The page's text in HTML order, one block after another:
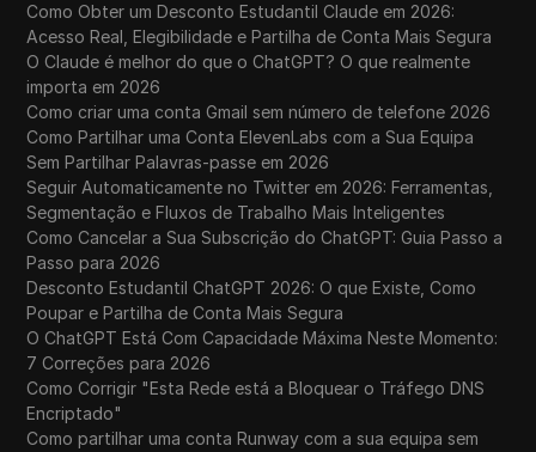
Como Obter um Desconto Estudantil Claude em 2026:
Acesso Real, Elegibilidade e Partilha de Conta Mais Segura
O Claude é melhor do que o ChatGPT? O que realmente
importa em 2026
Como criar uma conta Gmail sem número de telefone 2026
Como Partilhar uma Conta ElevenLabs com a Sua Equipa
Sem Partilhar Palavras-passe em 2026
Seguir Automaticamente no Twitter em 2026: Ferramentas,
Segmentação e Fluxos de Trabalho Mais Inteligentes
Como Cancelar a Sua Subscrição do ChatGPT: Guia Passo a
Passo para 2026
Desconto Estudantil ChatGPT 2026: O que Existe, Como
Poupar e Partilha de Conta Mais Segura
O ChatGPT Está Com Capacidade Máxima Neste Momento:
7 Correções para 2026
Como Corrigir "Esta Rede está a Bloquear o Tráfego DNS
Encriptado"
Como partilhar uma conta Runway com a sua equipa sem